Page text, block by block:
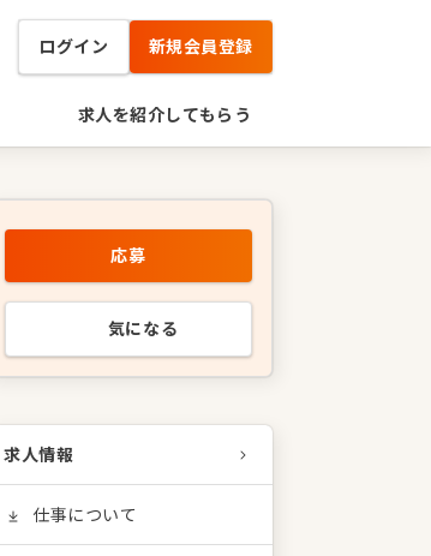
ログイン 新規会員登録
求人を紹介してもらう
応募
気になる
求人情報
仕事について